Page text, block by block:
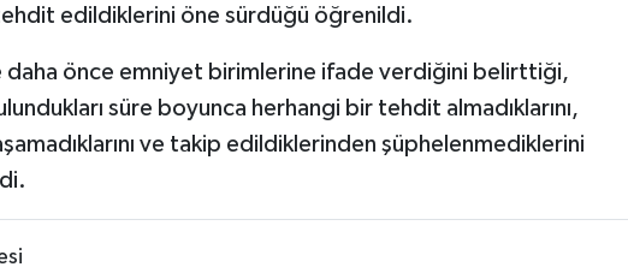
edildiklerini öne sürdüğü öğrenildi.
daha önce emniyet birimlerine ifade verdiğini belirttiği,
süre boyunca herhangi bir tehdit almadıklarını,
ve takip edildiklerinden şüphelenmediklerini